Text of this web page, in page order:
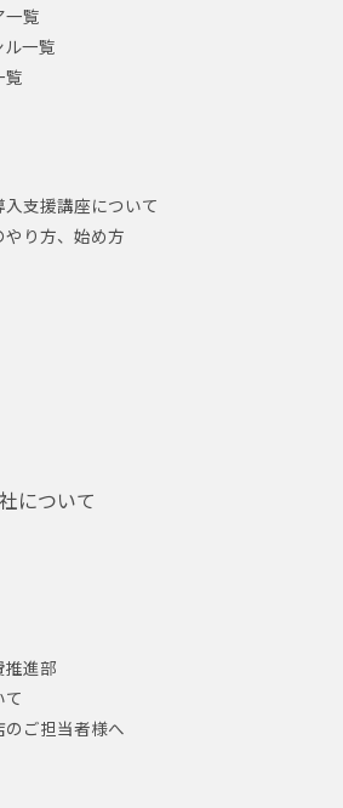
一覧
一覧
覧
支援講座について
り方、始め方
について
推進部
て
ご担当者様へ